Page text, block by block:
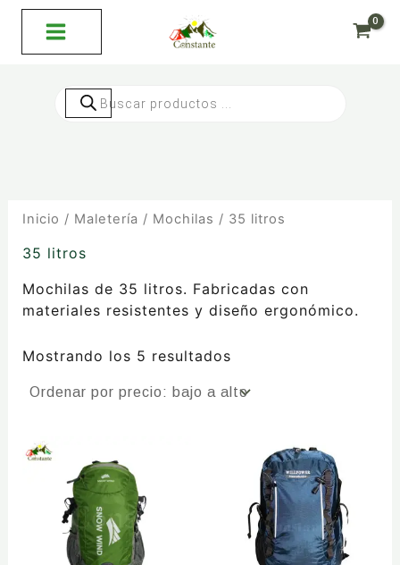
contenido
Búsqueda
productos
Inicio / Maletería / Mochilas / 35 litros
35 litros
Mochilas de 35 litros. Fabricadas con
materiales resistentes y diseño ergonómico.
Mostrando los 5 resultados
Este
producto
múltiples
variantes.
producto
múltiples
variantes.